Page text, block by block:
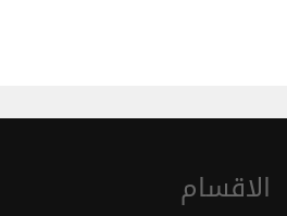
الاقسام